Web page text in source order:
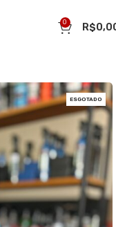
0 R$
ESGOTADO